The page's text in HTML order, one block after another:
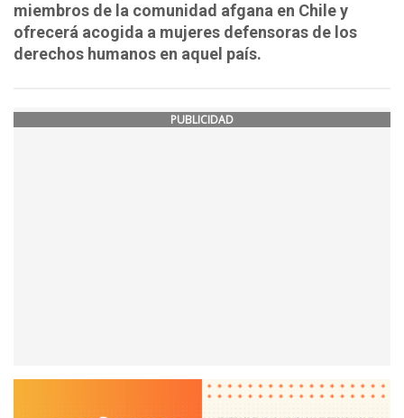
miembros de la comunidad afgana en Chile y
ofrecerá acogida a mujeres defensoras de los
derechos humanos en aquel país.
PUBLICIDAD